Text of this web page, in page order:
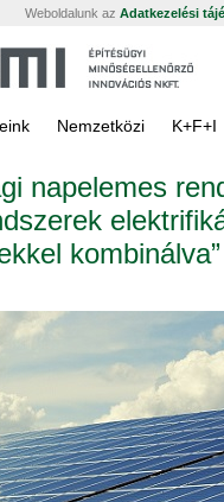
Weboldalunk az Adatkezelési
Nemzetközi K+F+I
napelemes